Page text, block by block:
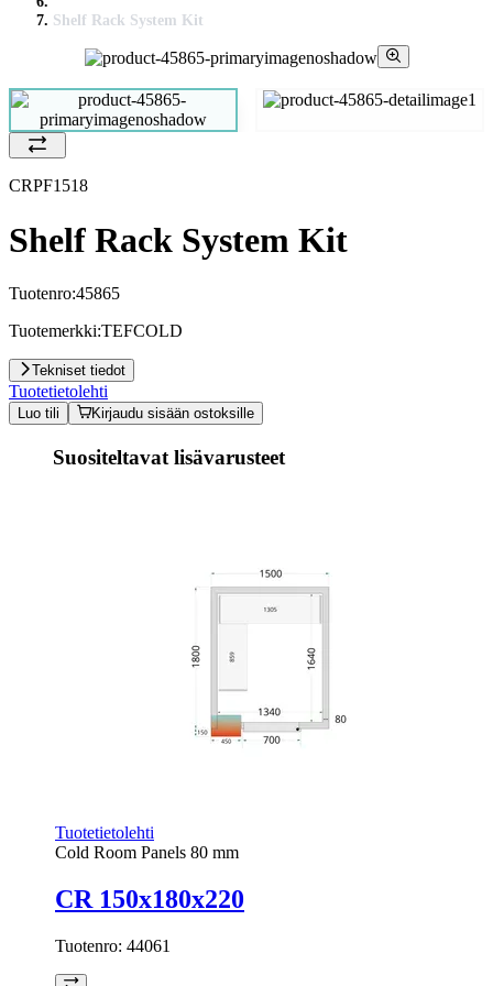
Shelf Rack System Kit
CRPF1518
Shelf Rack System Kit
Tuotenro:45865
Tuotemerkki:TEFCOLD
Tekniset tiedot
Tuotetietolehti
Luo tili Kirjaudu sisään ostoksille
Suositeltavat lisävarusteet
Tuotetietolehti
Cold Room Panels 80 mm
CR 150x180x220
Tuotenro: 44061